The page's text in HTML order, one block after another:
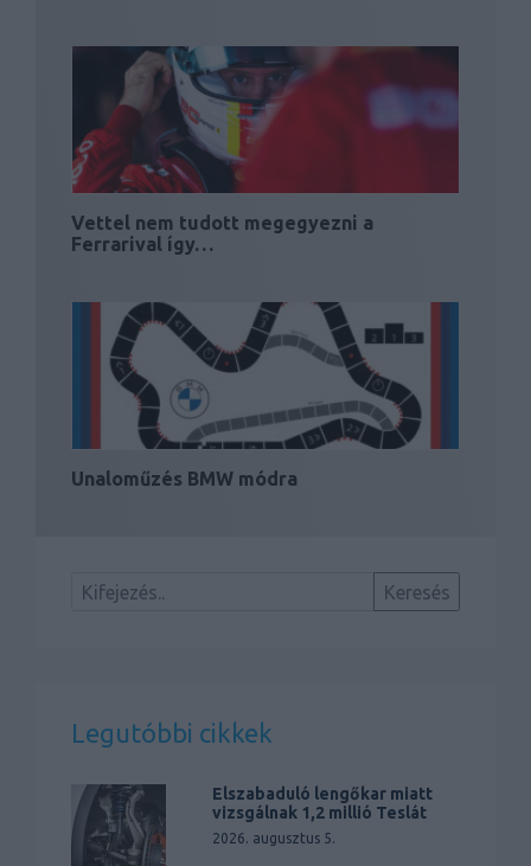
Vettel nem tudott megegyezni a
Ferrarival így…
Unaloműzés BMW módra
Legutóbbi cikkek
Elszabaduló lengőkar miatt
vizsgálnak 1,2 millió Teslát
2026. augusztus 5.